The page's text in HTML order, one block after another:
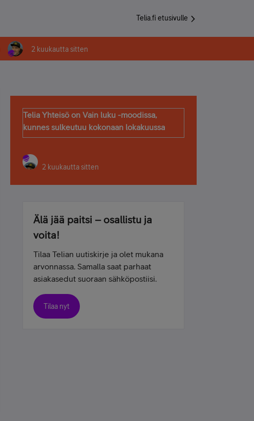
Telia.fi etusivulle
2 kuukautta sitten
Telia Yhteisö on Vain luku -moodissa,
kunnes sulkeutuu kokonaan lokakuussa
2 kuukautta sitten
Älä jää paitsi – osallistu ja
voita!
Tilaa Telian uutiskirje ja olet mukana
arvonnassa. Samalla saat parhaat
asiakasedut suoraan sähköpostiisi.
Tilaa nyt